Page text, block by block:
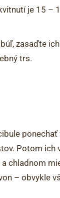
je 15 –
zasaďte
trs.
ponechať
Potom ich
chladnom
– obvykle